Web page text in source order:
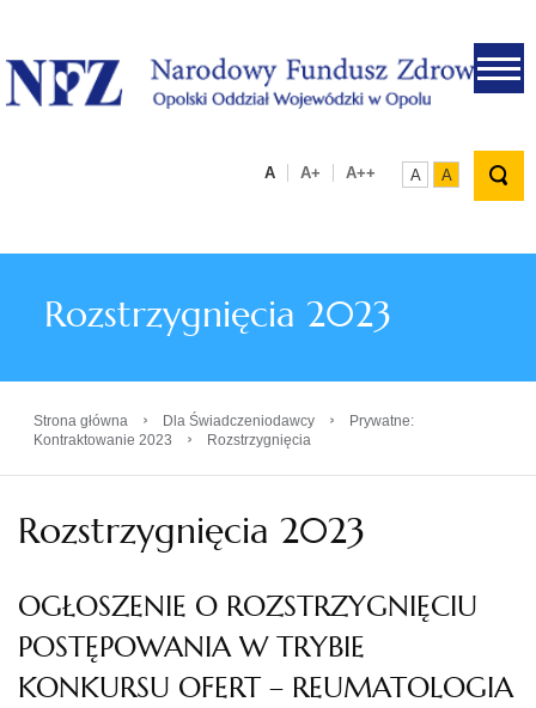
.
A A+ A++ A A
Rozstrzygnięcia 2023
Strona główna › Dla Świadczeniodawcy ›
Prywatne:
Kontraktowanie 2023
› Rozstrzygnięcia
Rozstrzygnięcia 2023
OGŁOSZENIE O ROZSTRZYGNIĘCIU
POSTĘPOWANIA W TRYBIE
KONKURSU OFERT – REUMATOLOGIA